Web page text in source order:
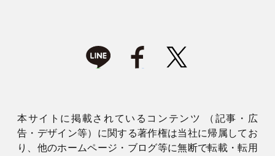
本サイトに掲載されているコンテンツ （記事・広
告・デザイン等）に関する著作権は当社に帰属してお
り、他のホームページ・ブログ等に無断で転載・転用